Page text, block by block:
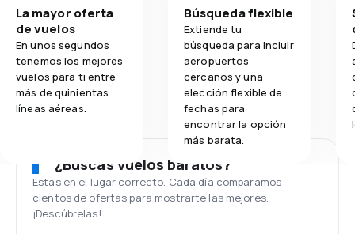
La mayor oferta
de vuelos
En unos segundos
tenemos los mejores
vuelos para ti entre
más de quinientas
líneas aéreas.
Búsqueda flexible
Extiende tu
búsqueda para incluir
aeropuertos
cercanos y una
elección flexible de
fechas para
encontrar la opción
más barata.
¿Buscas vuelos baratos?
Estás en el lugar correcto. Cada día comparamos
cientos de ofertas para mostrarte las mejores.
¡Descúbrelas!